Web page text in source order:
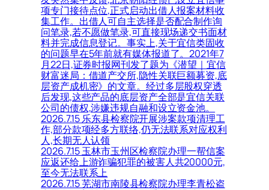
项专门接待点位,正式启动出借人报案材料收
集工作。出借人可自主选择是否配合制作询
问笔录,若不愿做笔录,可直接现场递交书面材
料并完成信息登记。事实上,关于宜信类固收
的问题早在5年前就有媒体报道了。2021年7
月22日,证券时报网刊发了题为《潜望｜宜信
财富迷局：借道产交所,隐性关联巨额募资,底
层资产成机密》的文章。经过多层股权穿透
后发现,这些产品的底层资产全部是宜信关联
公司的债权,涉嫌违规自融和设立资金池。
2026.7.15 乐东县检察院开展涉案款项清理工
作,部分款项经多方联络,仍无法联系对应权利
人,长期无人认领
2026.7.15 玉林市玉州区检察院办理一帮信案
应返还给上游诈骗犯罪的被害人共20000元,
至今无法联系上
2026.7.15 芜湖市南陵县检察院办理李青松盗